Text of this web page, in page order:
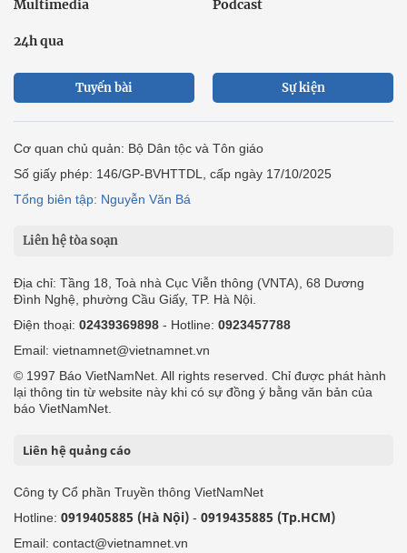
Multimedia Podcast
24h qua
Tuyến bài Sự kiện
Cơ quan chủ quản: Bộ Dân tộc và Tôn giáo
Số giấy phép: 146/GP-BVHTTDL, cấp ngày 17/10/2025
Tổng biên tập: Nguyễn Văn Bá
Liên hệ tòa soạn
Địa chỉ: Tầng 18, Toà nhà Cục Viễn thông (VNTA), 68 Dương
Đình Nghệ, phường Cầu Giấy, TP. Hà Nội.
Điện thoại: 02439369898 - Hotline: 0923457788
Email: vietnamnet@vietnamnet.vn
© 1997 Báo VietNamNet. All rights reserved. Chỉ được phát hành
lại thông tin từ website này khi có sự đồng ý bằng văn bản của
báo VietNamNet.
Liên hệ quảng cáo
Công ty Cổ phần Truyền thông VietNamNet
Hotline: 0919405885 (Hà Nội) - 0919435885 (Tp.HCM)
Email: contact@vietnamnet.vn